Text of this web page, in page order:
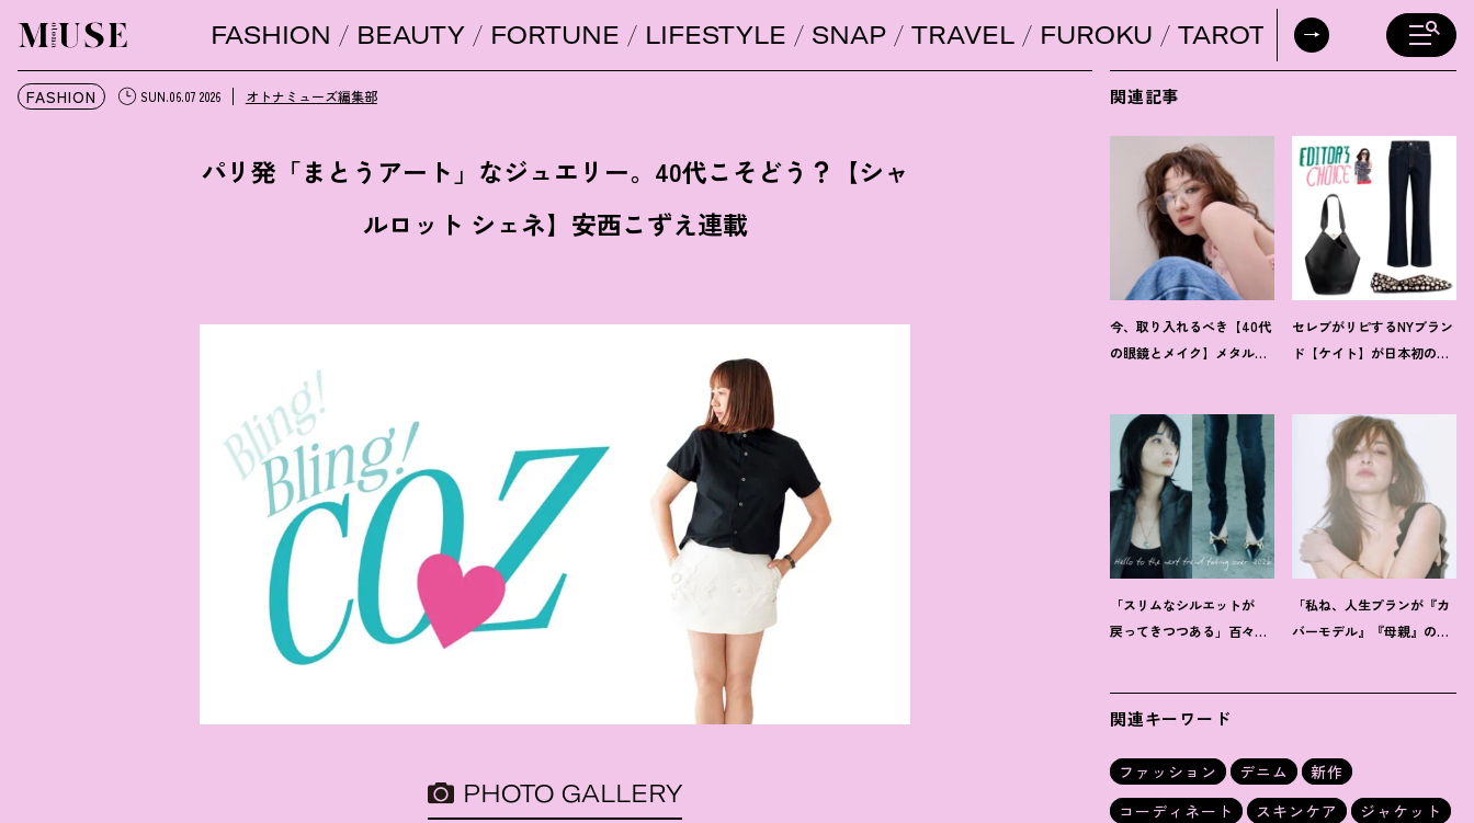
オトナミューズ ウェブFASHION BEAUTY FORTUNE LIFESTYLE SNAP TRAVEL FUROKU TAROT DAILY
FASHION SUN.06.07 2026 オトナミューズ編集部
パリ発「まとうアート」なジュエリー。40代こそどう ？ 【シャ
ルロット シェネ】安西こずえ連載
PHOTO GALLERY
関連記事
今、取り入れるべき【40代
の眼鏡とメイク】メタルフ
セレブがリピするNYブラン
ド【ケイト】が日本初の常
「スリムなシルエットが
戻ってきつつある」百々千
「私ね、人生プランが『カ
バーモデル』『母親』の二
関連キーワード
ファッション デニム
新作
コーディネート
スキンケア
ジャケット